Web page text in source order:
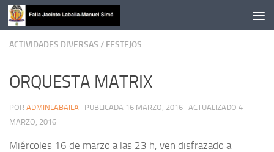
Saltar al contenido
ACTIVIDADES DIVERSAS / FESTEJOS
ORQUESTA MATRIX
POR ADMINLABAILA · PUBLICADA 16 MARZO, 2016 · ACTUALIZADO 4
MARZO, 2016
Miércoles 16 de marzo a las 23 h, ven disfrazado a